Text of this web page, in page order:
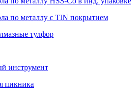
по металлу с TIN покрытием
тулфор
инструмент
пикника